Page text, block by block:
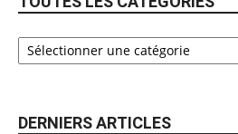
DERNIERS ARTICLES